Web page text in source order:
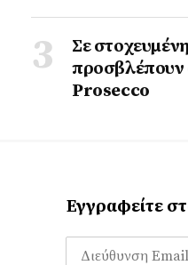
Σε
προσβλέπουν
Prosecco
Εγγραφείτε